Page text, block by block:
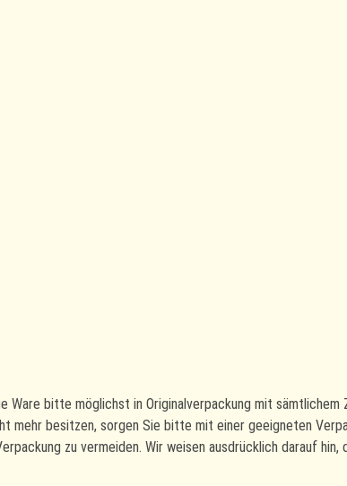
Ware bitte möglichst in Originalverpackung mit
mehr besitzen, sorgen Sie bitte mit einer geeigneten
zu vermeiden. Wir weisen ausdrücklich darauf